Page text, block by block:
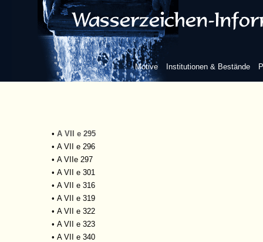
Motive Institutionen & Bestände
• A VII e 234
•A VII e 236
•A VII e 238
•A VII e 239
•A VIIe 245
•A VII e 247
•A VII e 248
• A VII e 295
• A VII e 296
• A VIIe 297
• A VII e 301
• A VII e 316
• A VII e 319
• A VII e 322
• A VII e 323
• A VII e 340